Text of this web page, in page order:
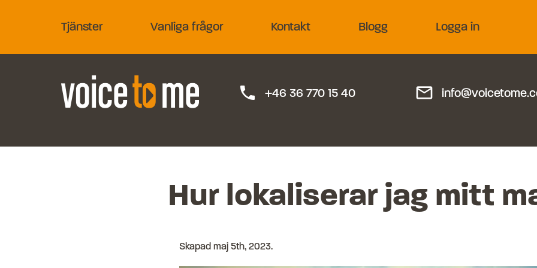
Tjänster Vanliga frågor Kontakt Blogg Logga in
phone +46 36 770 15 40 mail_outline
Hur lokaliserar jag mitt
Skapad maj 5th, 2023.